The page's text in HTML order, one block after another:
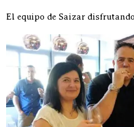
El equipo de Saizar